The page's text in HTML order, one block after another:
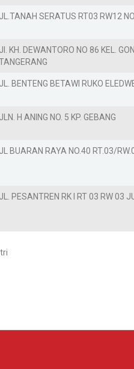
JL.TANAH SERATUS RT03 RW12
Jl. KH. DEWANTORO NO 86 KEL.
JL. BENTENG BETAWI RUKO
JLN. H ANING NO. 5 KP. GEBANG
JL BUARAN RAYA NO.40 RT.03/
JL. PESANTREN RK I RT 03 RW 03